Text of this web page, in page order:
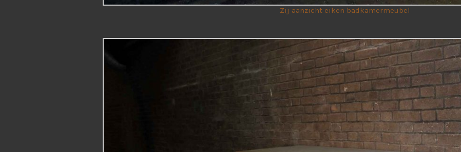
Zij aanzicht eiken badkamermeubel